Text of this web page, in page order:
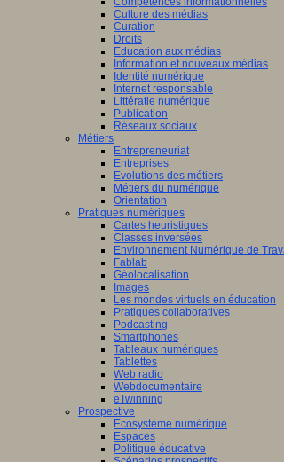
Culture des médias
Curation
Droits
Education aux médias
Information et nouveaux médias
Identité numérique
Internet responsable
Littératie numérique
Publication
Réseaux sociaux
Métiers
Entrepreneuriat
Entreprises
Evolutions des métiers
Métiers du numérique
Orientation
Pratiques numériques
Cartes heuristiques
Classes inversées
Environnement Numérique de
Fablab
Géolocalisation
Images
Les mondes virtuels en éducation
Pratiques collaboratives
Podcasting
Smartphones
Tableaux numériques
Tablettes
Web radio
Webdocumentaire
eTwinning
Prospective
Ecosystème numérique
Espaces
Politique éducative